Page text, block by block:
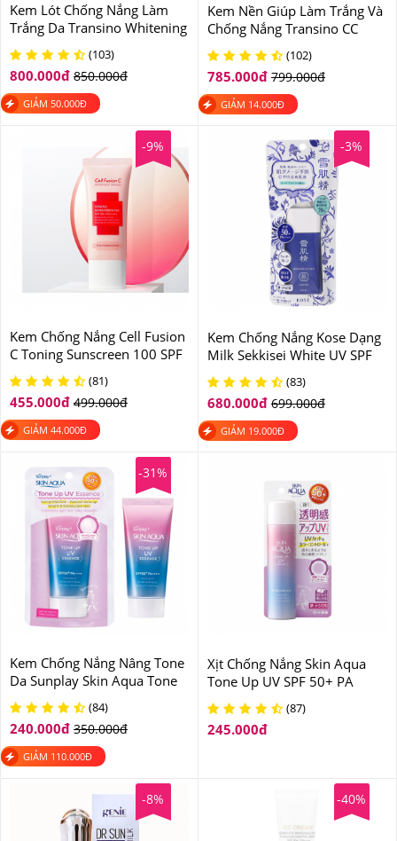
Kem Lót Chống Nắng Làm
Trắng Da Transino Whitening
UV Protector SPF50+PA++++
30ml
(103)
800.000đ 850.000đ
GIẢM 50.000Đ
Kem Nền Giúp Làm Trắng Và
Chống Nắng Transino CC
Cream SPF 50+PA++++ 30gr
(102)
785.000đ 799.000đ
GIẢM 14.000Đ
-9%
Kem Chống Nắng Cell Fusion
C Toning Sunscreen 100 SPF
50+PA++++ (81)
455.000đ 499.000đ
GIẢM 44.000Đ
-3%
Kem Chống Nắng Kose Dạng
Milk Sekkisei White UV SPF
50+
(83)
680.000đ 699.000đ
GIẢM 19.000Đ
-31%
Kem Chống Nắng Nâng Tone
Da Sunplay Skin Aqua Tone
Up UV Essence SPF50+
PA++++
(84)
240.000đ 350.000đ
GIẢM 110.000Đ
Xịt Chống Nắng Skin Aqua
Tone Up UV SPF 50+ PA
++++ Nhật Bản(87)
245.000đ
-8% -40%